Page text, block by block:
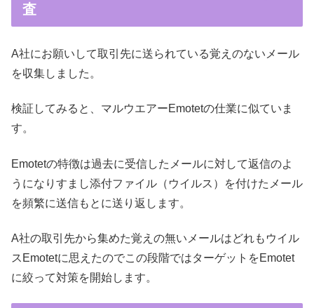
査
A社にお願いして取引先に送られている覚えのないメール
を収集しました。
検証してみると、マルウエアーEmotetの仕業に似ていま
す。
Emotetの特徴は過去に受信したメールに対して返信のよ
うになりすまし添付ファイル（ウイルス）を付けたメール
を頻繁に送信もとに送り返します。
A社の取引先から集めた覚えの無いメールはどれもウイル
スEmotetに思えたのでこの段階ではターゲットをEmotet
に絞って対策を開始します。